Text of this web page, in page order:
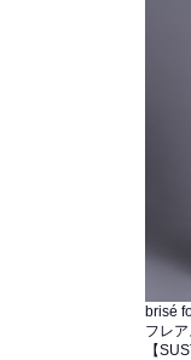
brisé
フレ
【